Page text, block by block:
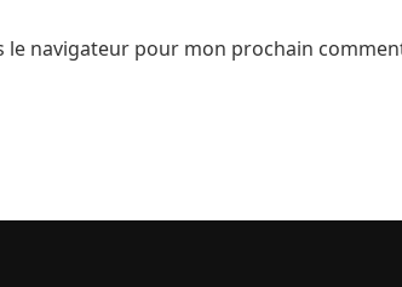
navigateur pour mon prochain